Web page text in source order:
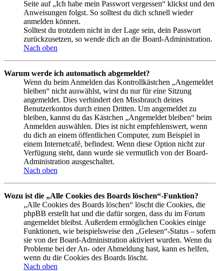
Seite auf „Ich habe mein Passwort vergessen“ klickst und den
Anweisungen folgst. So solltest du dich schnell wieder
anmelden können.
Solltest du trotzdem nicht in der Lage sein, dein Passwort
zurückzusetzen, so wende dich an die Board-Administration.
Nach oben
Warum werde ich automatisch abgemeldet?
Wenn du beim Anmelden das Kontrollkästchen „Angemeldet
bleiben“ nicht auswählst, wirst du nur für eine Sitzung
angemeldet. Dies verhindert den Missbrauch deines
Benutzerkontos durch einen Dritten. Um angemeldet zu
bleiben, kannst du das Kästchen „Angemeldet bleiben“ beim
Anmelden auswählen. Dies ist nicht empfehlenswert, wenn
du dich an einem öffentlichen Computer, zum Beispiel in
einem Internetcafé, befindest. Wenn diese Option nicht zur
Verfügung steht, dann wurde sie vermutlich von der Board-
Administration ausgeschaltet.
Nach oben
Wozu ist die „Alle Cookies des Boards löschen“-Funktion?
„Alle Cookies des Boards löschen“ löscht die Cookies, die
phpBB erstellt hat und die dafür sorgen, dass du im Forum
angemeldet bleibst. Außerdem ermöglichen Cookies einige
Funktionen, wie beispielsweise den „Gelesen“-Status – sofern
sie von der Board-Administration aktiviert wurden. Wenn du
Probleme bei der An- oder Abmeldung hast, kann es helfen,
wenn du die Cookies des Boards löscht.
Nach oben